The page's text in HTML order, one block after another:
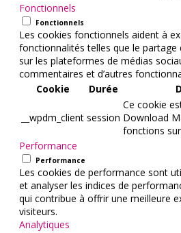
Fonctionnels
Fonctionnels
Les cookies fonctionnels aident à
fonctionnalités telles que le partage
sur les plateformes de médias
commentaires et d’autres
Cookie
Durée
__wpdm_client session
Ce cookie
Download
fonctions
Performance
Performance
Les cookies de performance sont
et analyser les indices de
qui contribue à offrir une meilleure
visiteurs.
Analytiques